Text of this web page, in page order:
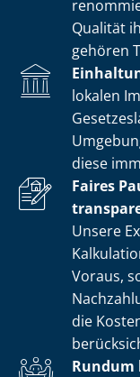
Qualität
gehören
lokalen
diese
Faires
Unsere
Voraus,
die
Rundum